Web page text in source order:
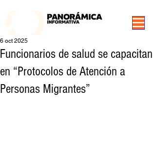
Funcionarios de salud se capacitan
en “Protocolos de Atención a
Personas Migrantes”
6 oct 2025